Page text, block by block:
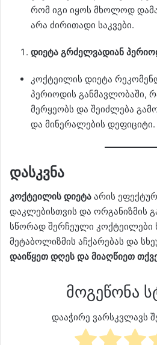
რომ იგი იყოს მხოლოდ
არა ძირითადი საკვები.
დიეტა გრძელვადიან
კოქტეილის დიეტა
პერიოდის განმავლობაში,
მერყეობს და შეიძლება
და მინერალების დეფიციტი.
დასკვნა
კოქტეილის დიეტა არის
დაკლებისთვის და ორგანიზმის
სწორად შერჩეული კოქტეილები
მეტაბოლიზმის აჩქარებას და
დაიწყეთ დღეს და მიაღწიეთ
მოგეწონა
დააჭირე ვარსკვლავს